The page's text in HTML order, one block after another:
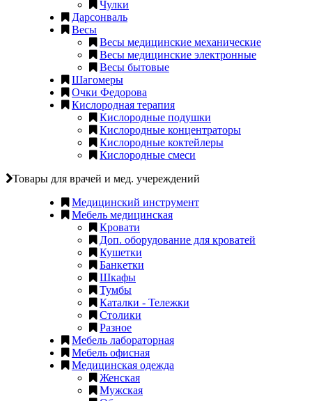
Чулки
Дарсонваль
Весы
Весы медицинские механические
Весы медицинские электронные
Весы бытовые
Шагомеры
Очки Федорова
Кислородная терапия
Кислородные подушки
Кислородные концентраторы
Кислородные коктейлеры
Кислородные смеси
Товары для врачей и мед. учереждений
Медицинский инструмент
Мебель медицинская
Кровати
Доп. оборудование для кроватей
Кушетки
Банкетки
Шкафы
Тумбы
Каталки - Тележки
Столики
Разное
Мебель лабораторная
Мебель офисная
Медицинская одежда
Женская
Мужская